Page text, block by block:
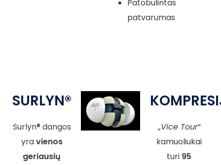
Patobulintas
patvarumas
SURLYN®
Surlyn® dangos
yravienos
geriausių
„Vice Tour“
kamuoliukai
turi 95